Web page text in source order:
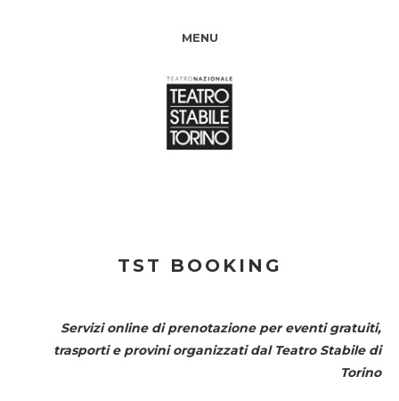
MENU
TST BOOKING
Servizi online di prenotazione per eventi gratuiti,
trasporti e provini organizzati dal Teatro Stabile di
Torino